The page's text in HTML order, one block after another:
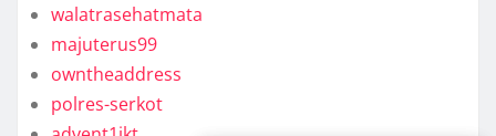
walatrasehatmata
majuterus99
owntheaddress
polres-serkot